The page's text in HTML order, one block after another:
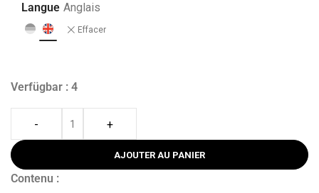
Langue Anglais
Effacer
Verfügbar : 4
- +
AJOUTER AU PANIER
Contenu :